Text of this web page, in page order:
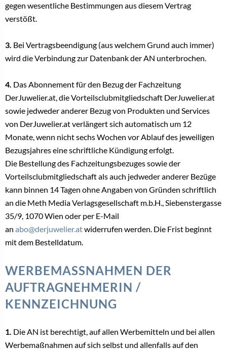
gegen wesentliche Bestimmungen aus diesem Vertrag
verstößt.
3. Bei Vertragsbeendigung (aus welchem Grund auch immer)
wird die Verbindung zur Datenbank der AN unterbrochen.
4. Das Abonnement für den Bezug der Fachzeitung
DerJuwelier.at, die Vorteilsclubmitgliedschaft DerJuwelier.at
sowie jedweder anderer Bezug von Produkten und Services
von DerJuwelier.at verlängert sich automatisch um 12
Monate, wenn nicht sechs Wochen vor Ablauf des jeweiligen
Bezugsjahres eine schriftliche Kündigung erfolgt.
Die Bestellung des Fachzeitungsbezuges sowie der
Vorteilsclubmitgliedschaft als auch jedweder anderer Bezüge
kann binnen 14 Tagen ohne Angaben von Gründen schriftlich
an die Meth Media Verlagsgesellschaft m.b.H., Siebenstergasse
35/9, 1070 Wien oder per E-Mail
an abo@derjuwelier.atwiderrufen werden. Die Frist beginnt
mit dem Bestelldatum.
WERBEMASSNAHMEN DER A
UFTRAGNEHMERIN / K
ENNZEICHNUNG
1. Die AN ist berechtigt, auf allen Werbemitteln und bei allen
Werbemaßnahmen auf sich selbst und allenfalls auf den